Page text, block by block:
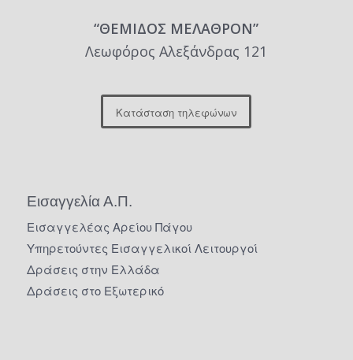
“ΘΕΜΙΔΟΣ ΜΕΛΑΘΡΟΝ”
Λεωφόρος Αλεξάνδρας 121
Κατάσταση τηλεφώνων
Εισαγγελία Α.Π.
Εισαγγελέας Αρείου Πάγου
Υπηρετούντες Εισαγγελικοί Λειτουργοί
Δράσεις στην Ελλάδα
Δράσεις στο Εξωτερικό